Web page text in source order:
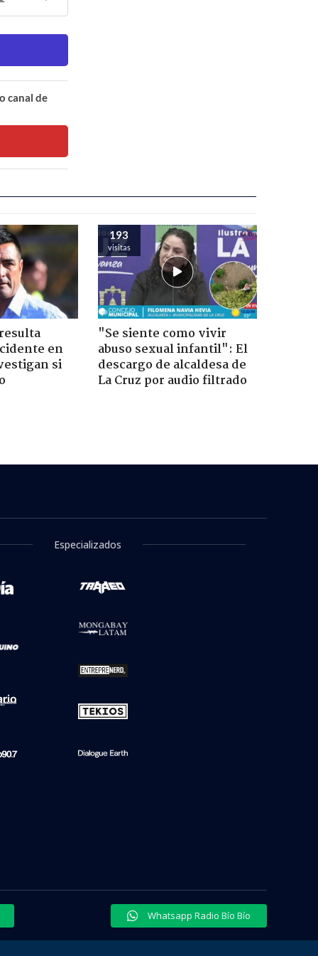
canal de
en
si
193
visitas
"Se siente como vivir
abuso sexual infantil": El
descargo de alcaldesa de
La Cruz por audio filtrado
niña de un